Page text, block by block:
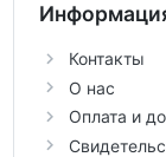
Контакты
О нас
Оплата и